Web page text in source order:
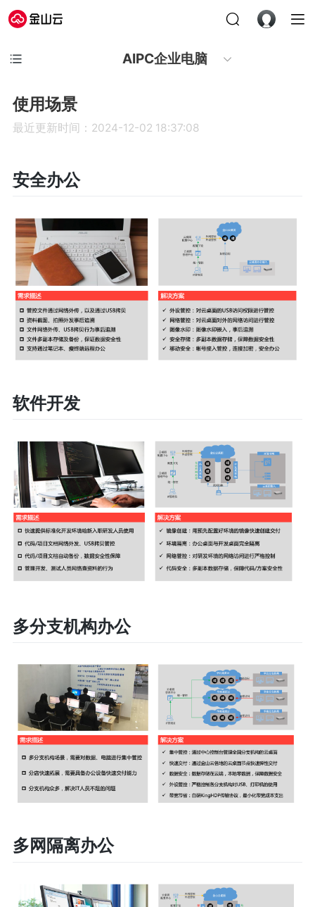
AIPC企业电脑
使用场景
最近更新时间：2024-12-02 18:37:08
安全办公
软件开发
多分支机构办公
多网隔离办公